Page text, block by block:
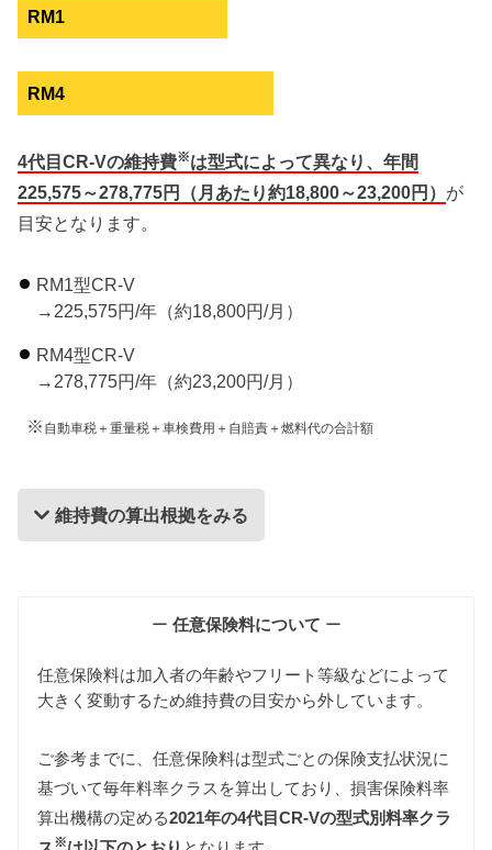
RM1
RM4
4代目CR-Vの維持費※は型式によって異なり、年間
225,575～278,775円（月あたり約18,800～23,200円） が
目安となります。
RM1型CR-V
→225,575円/年（約18,800円/月）
RM4型CR-V
→278,775円/年（約23,200円/月）
※ 自動車税＋重量税＋車検費用＋自賠責＋燃料代の合計額
維持費の算出根拠をみる
維持費の算出根拠
自動車税
自動車税は排気量によって異なります。
RM1型CR-Vは1500〜2000ccの課税クラス、RM4型
ー 任意保険料について ー
任意保険料は加入者の年齢やフリート等級などによって
大きく変動するため維持費の目安から外しています。
ご参考までに、任意保険料は型式ごとの保険支払状況に
基づいて毎年料率クラスを算出しており、損害保険料率
算出機構の定める2021年の4代目CR-Vの型式別料率クラ
※